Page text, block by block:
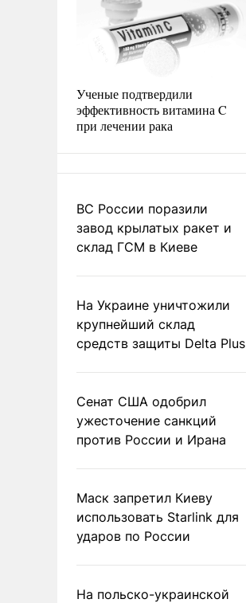
Ученые подтвердили
эффективность витамина C
при лечении рака
ВС России поразили
завод крылатых ракет и
склад ГСМ в Киеве
На Украине уничтожили
крупнейший склад
средств защиты Delta Plus
Сенат США одобрил
ужесточение санкций
против России и Ирана
Маск запретил Киеву
использовать Starlink для
ударов по России
На польско-украинской